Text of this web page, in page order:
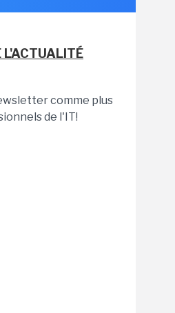
L'ACTUALITÉ
comme plus
de l'IT!